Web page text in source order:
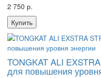
2 750 р.
Купить
TONGKAT ALI
для повышения